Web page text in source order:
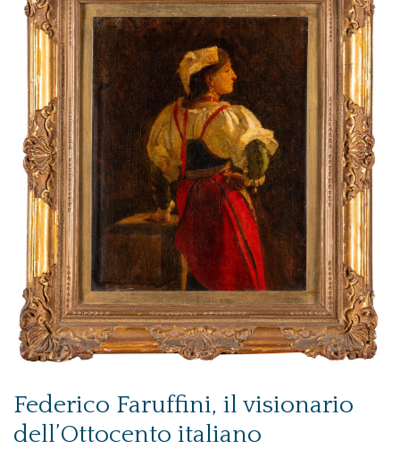
Federico Faruffini, il visionario
dell’Ottocento italiano